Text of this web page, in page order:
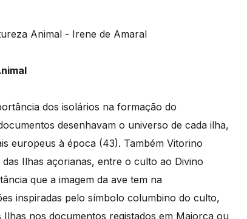
dos isolários na formação do
desenhavam o universo de cada ilha,
europeus à época (43). Também Vitorino
Ilhas açorianas, entre o culto ao Divino
que a imagem da ave tem na
inspiradas pelo símbolo columbino do culto,
nos documentos registados em Maiorca ou